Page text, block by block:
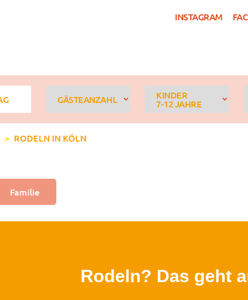
INSTAGRAM
GÄSTEANZAHL KINDER
7-12 JAHRE
> RODELN IN KÖLN
Familie
Rodeln? Das geht